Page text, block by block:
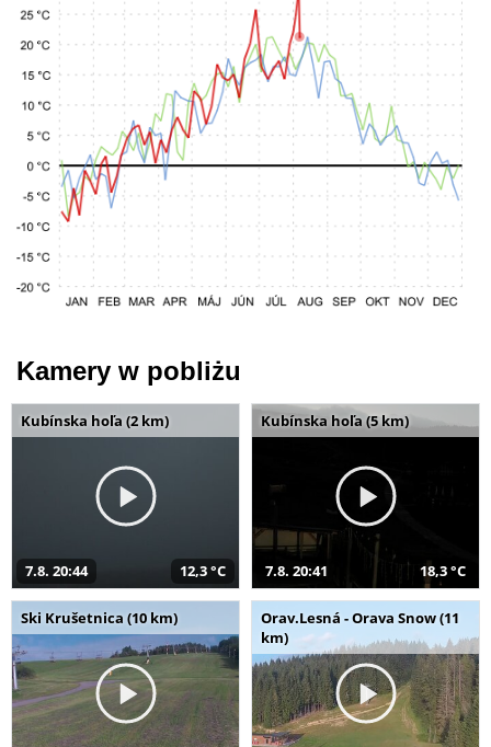
Kamery w pobliżu
Kubínska hoľa (2 km)
7.8. 20:44 12,3 °C
Kubínska hoľa (5 km)
7.8. 20:41 18,3 °C
Ski Krušetnica (10 km)
Orav.Lesná - Orava Snow (11
km)